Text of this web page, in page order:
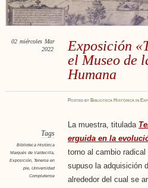
Exposición
el Museo de
Humana
02 miércoles Mar
2022
Postedby Biblioteca Histórica in
Tags
Biblioteca Histórica
Marqués de Valdecilla,
Exposición, Tenerse en
pie, Universidad
Complutense
La muestra, titulada
erguida en la
torno al cambio
supuso la adquisición
alrededor del cual se